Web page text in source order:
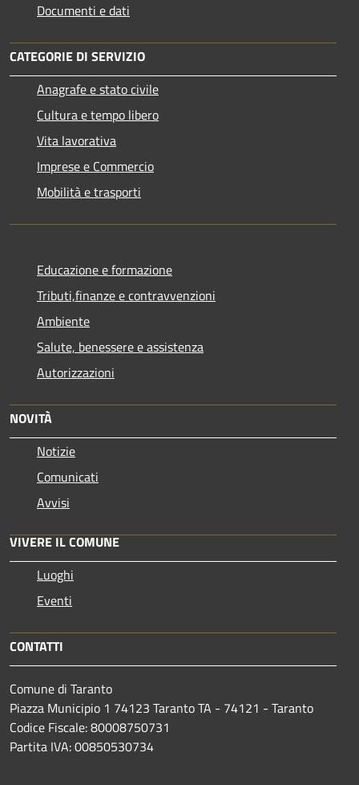
Documenti e dati
CATEGORIE DI SERVIZIO
Anagrafe e stato civile
Cultura e tempo libero
Vita lavorativa
Imprese e Commercio
Mobilità e trasporti
Educazione e formazione
Tributi,finanze e contravvenzioni
Ambiente
Salute, benessere e assistenza
Autorizzazioni
NOVITÀ
Notizie
Comunicati
Avvisi
VIVERE IL COMUNE
Luoghi
Eventi
CONTATTI
Comune di Taranto
Piazza Municipio 1 74123 Taranto TA - 74121 - Taranto
Codice Fiscale: 80008750731
Partita IVA: 00850530734